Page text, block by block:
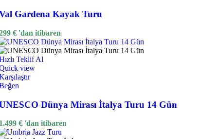
Gardena Kayak Turu
€ 'dan itibaren
Teklif Al
view
Dünya Mirası İtalya Turu 14 Gün
€ 'dan itibaren